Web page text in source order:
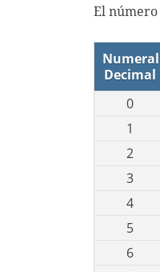
El número
Numeral
Decimal
0
1
2
3
4
5
6